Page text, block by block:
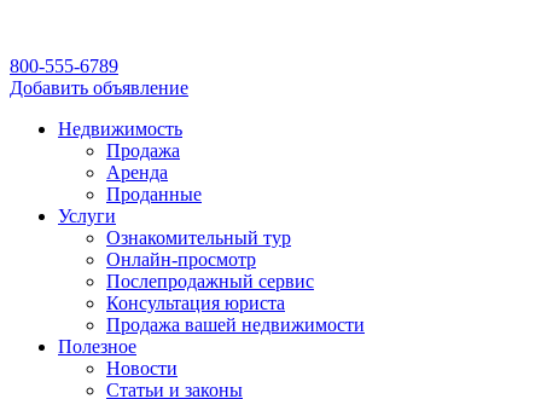
800-555-6789
Добавить объявление
Недвижимость
Продажа
Аренда
Проданные
Услуги
Ознакомительный тур
Онлайн-просмотр
Послепродажный сервис
Консультация юриста
Продажа вашей недвижимости
Полезное
Новости
Статьи и законы